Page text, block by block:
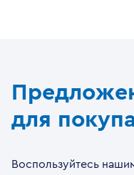
для
Воспользуйтесь